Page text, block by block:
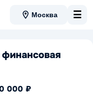
Москва ☰
000 ₽